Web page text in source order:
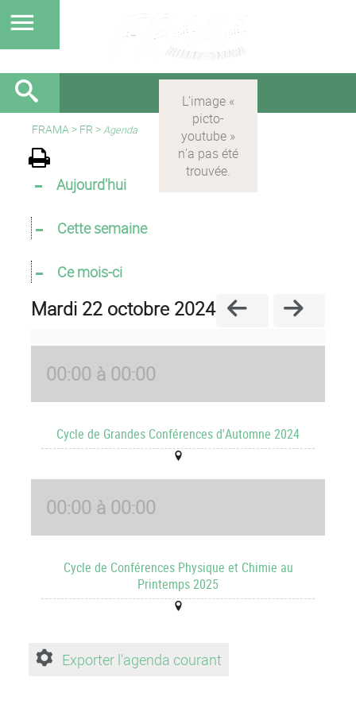
FRAMA > FR >Agenda
Aujourd'hui
Cette semaine
Ce mois-ci
mardi 22 octobre 2024
00:00 à 00:00
Cycle de Grandes Conférences d'Automne 2024
00:00 à 00:00
Cycle de Conférences Physique et Chimie au
Printemps 2025
Exporter l'agenda courant